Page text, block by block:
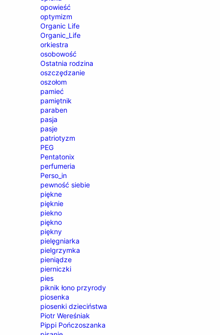
opowieść
optymizm
Organic Life
Organic_Life
orkiestra
osobowość
Ostatnia rodzina
oszczędzanie
oszołom
pamieć
pamiętnik
paraben
pasja
pasje
patriotyzm
PEG
Pentatonix
perfumeria
Perso_in
pewność siebie
piękne
pięknie
piekno
piękno
piękny
pielęgniarka
pielgrzymka
pieniądze
pierniczki
pies
piknik łono przyrody
piosenka
piosenki dzieciństwa
Piotr Wereśniak
Pippi Pończoszanka